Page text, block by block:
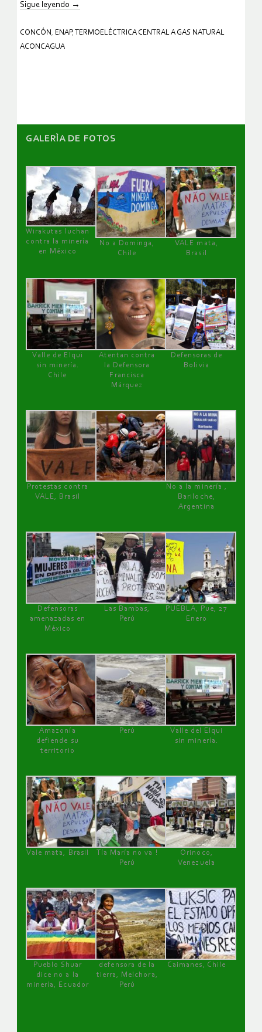
Sigue leyendo →
CONCÓN , ENAP,
TERMOELÉCTRICA CENTRAL A GAS NATURAL
ACONCAGUA
GALERÌA DE FOTOS
Wirakutas luchan
contra la minería
en México
No a Dominga,
Chile
VALE mata,
Brasil
Valle de Elqui
sin minería.
Chile
Atentan contra
la Defensora
Francisca
Márquez
Defensoras de
Bolivia
Protestas contra
VALE, Brasil
No a la minería ,
Bariloche,
Argentina
Defensoras
amenazadas en
México
Las Bambas,
Perú
PUEBLA, Pue, 27
Enero
Amazonía
defiende su
territorio
Perú
Valle del Elqui
sin minería.
Vale mata, Brasil
Tía María no va !
Perú
Orinoco,
Venezuela
Pueblo Shuar
dice no a la
minería, Ecuador
defensora de la
tierra, Melchora,
Perú
Caimanes, Chile